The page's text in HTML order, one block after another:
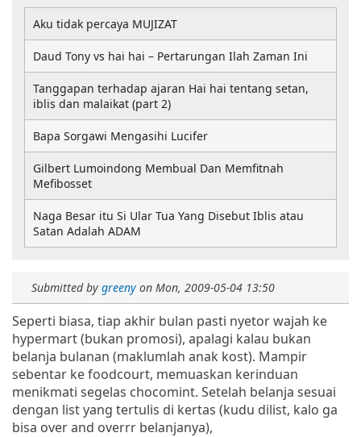
Submitted by greeny on Mon, 2009-05-04 13:50
Seperti biasa, tiap akhir bulan pasti nyetor wajah ke
hypermart (bukan promosi), apalagi kalau bukan
belanja bulanan (maklumlah anak kost). Mampir
sebentar ke foodcourt, memuaskan kerinduan
menikmati segelas chocomint. Setelah belanja sesuai
dengan list yang tertulis di kertas (kudu dilist, kalo ga
bisa over and overrr belanjanya),
Aku tidak percaya MUJIZAT
Daud Tony vs hai hai – Pertarungan Ilah Zaman Ini
Tanggapan terhadap ajaran Hai hai tentang setan,
iblis dan malaikat (part 2)
Bapa Sorgawi Mengasihi Lucifer
Gilbert Lumoindong Membual Dan Memfitnah
Mefibosset
Naga Besar itu Si Ular Tua Yang Disebut Iblis atau
Satan Adalah ADAM